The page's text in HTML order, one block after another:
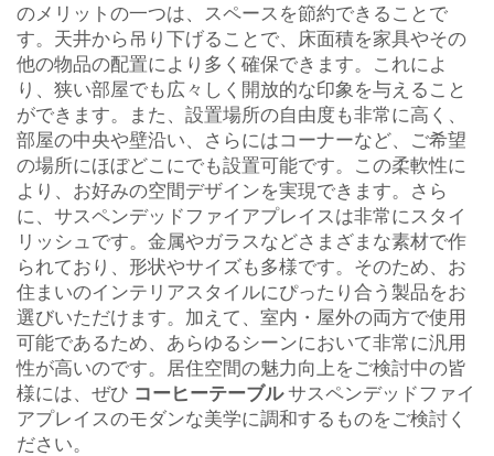
のメリットの一つは、スペースを節約できることで
す。天井から吊り下げることで、床面積を家具やその
他の物品の配置により多く確保できます。これによ
り、狭い部屋でも広々しく開放的な印象を与えること
ができます。また、設置場所の自由度も非常に高く、
部屋の中央や壁沿い、さらにはコーナーなど、ご希望
の場所にほぼどこにでも設置可能です。この柔軟性に
より、お好みの空間デザインを実現できます。さら
に、サスペンデッドファイアプレイスは非常にスタイ
リッシュです。金属やガラスなどさまざまな素材で作
られており、形状やサイズも多様です。そのため、お
住まいのインテリアスタイルにぴったり合う製品をお
選びいただけます。加えて、室内・屋外の両方で使用
可能であるため、あらゆるシーンにおいて非常に汎用
性が高いのです。居住空間の魅力向上をご検討中の皆
様には、ぜひ コーヒーテーブルサスペンデッドファイ
アプレイスのモダンな美学に調和するものをご検討く
ださい。